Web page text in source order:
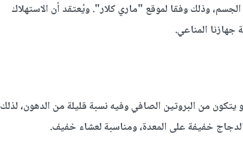
وذلك وفقا لموقع "ماري كلار". ويُعتقد أن الاستهلاك
المناعي.
من البروتين الصافي وفيه نسبة قليلة من الدهون، لذلك
خفيفة على المعدة، ومناسبة لعشاء خفيف.